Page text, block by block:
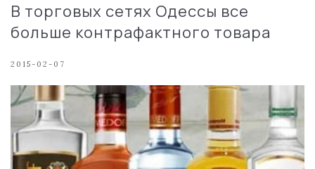
В торговых сетях Одессы все
больше контрафактного товара
2015-02-07